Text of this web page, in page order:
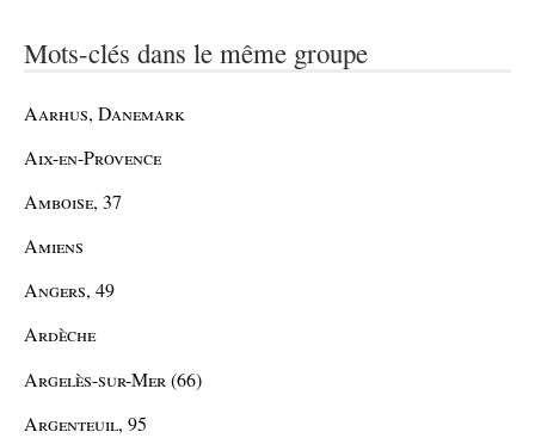
Mots-clés dans le même groupe
Aarhus, Danemark
Aix-en-Provence
Amboise, 37
Amiens
Angers, 49
Ardèche
Argelès-sur-Mer (66)
Argenteuil, 95